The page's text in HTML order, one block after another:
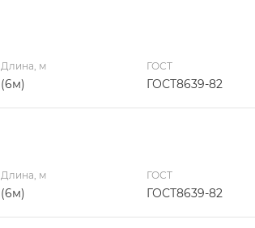
Длина, м
(6м)
ГОСТ
ГОСТ8639-82
Длина, м
(6м)
ГОСТ
ГОСТ8639-82